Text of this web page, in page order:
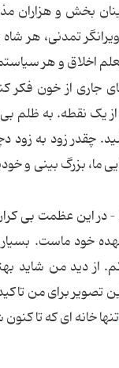
بخش و هزاران
تمدنی، هر
اخلاق و هر
از خون فکر
یک نقطه. به ظلم
چقدر زود به زود
ما، بزرگ بینی و
ما – در این عظمت
خود ماست.
از دید من شاید
تصویر برای من
تنها خانه ای که تا